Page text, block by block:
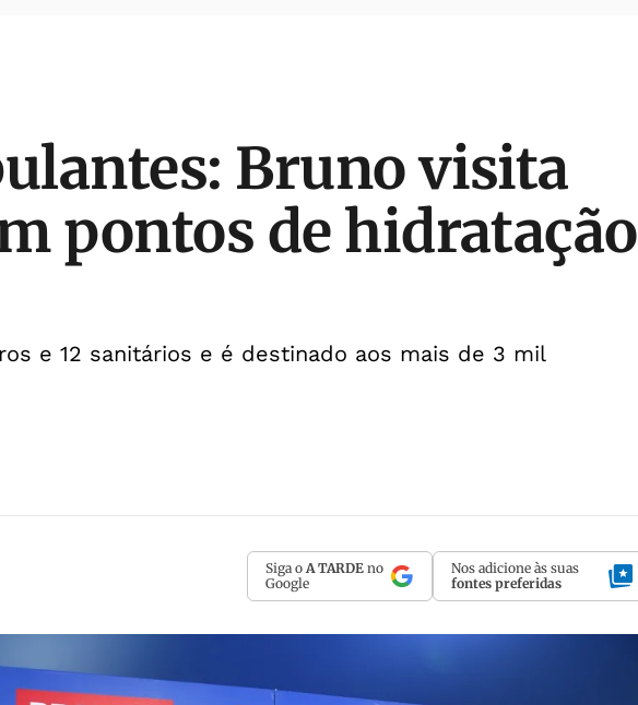
Bruno visita
pontos de hidratação
e 12 sanitários e é destinado aos mais de 3 mil
Siga o A TARDE no
Google
Nos adicione às suas
fontes preferidas